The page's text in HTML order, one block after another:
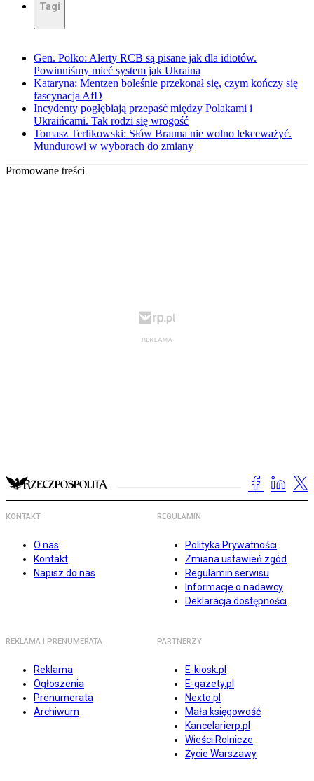
Tagi
Gen. Polko: Alerty RCB są pisane jak dla idiotów.
Powinniśmy mieć system jak Ukraina
Kataryna: Mentzen boleśnie przekonał się, czym kończy się
fascynacja AfD
Incydenty pogłębiają przepaść między Polakami i
Ukraińcami. Tak rodzi się wrogość
Tomasz Terlikowski: Słów Brauna nie wolno lekceważyć.
Mundurowi w wyborach do zmiany
Promowane treści
KONTAKT
O nas
Kontakt
Napisz do nas
REGULAMIN
Polityka Prywatności
Zmiana ustawień zgód
Regulamin serwisu
Informacje o nadawcy
Deklaracja dostępności
REKLAMA I PRENUMERATA
Reklama
Ogłoszenia
Prenumerata
Archiwum
PARTNERZY
E-kiosk.pl
E-gazety.pl
Nexto.pl
Mała księgowość
Kancelarierp.pl
Wieści Rolnicze
Życie Warszawy